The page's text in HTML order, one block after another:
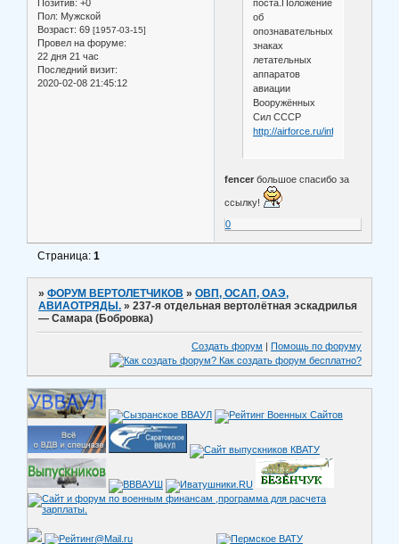
Позитив: +0
Пол: Мужской
Возраст: 69 [1957-03-15]
Провел на форуме:
22 дня 21 час
Последний визит:
2020-02-08 21:45:12
поста.Положение
об
опознавательных
знаках
летательных
аппаратов
авиации
Вооружённых
Сил СССР
http://airforce.ru/information/
fencer большое спасибо за
ссылку!
0
Страница:1
»ФОРУМ ВЕРТОЛЕТЧИКОВ »ОВП, ОСАП, ОАЭ,
АВИАОТРЯДЫ. »237-я отдельная вертолётная эскадрилья
— Самара (Бобровка)
Создать форум Помощь по форуму